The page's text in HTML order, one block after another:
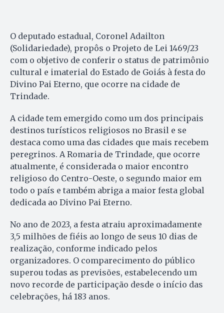
O deputado estadual, Coronel Adailton
(Solidariedade), propôs o Projeto de Lei 1469/23
com o objetivo de conferir o status de patrimônio
cultural e imaterial do Estado de Goiás à festa do
Divino Pai Eterno, que ocorre na cidade de
Trindade.
A cidade tem emergido como um dos principais
destinos turísticos religiosos no Brasil e se
destaca como uma das cidades que mais recebem
peregrinos. A Romaria de Trindade, que ocorre
atualmente, é considerada o maior encontro
religioso do Centro-Oeste, o segundo maior em
todo o país e também abriga a maior festa global
dedicada ao Divino Pai Eterno.
No ano de 2023, a festa atraiu aproximadamente
3,5 milhões de fiéis ao longo de seus 10 dias de
realização, conforme indicado pelos
organizadores. O comparecimento do público
superou todas as previsões, estabelecendo um
novo recorde de participação desde o início das
celebrações, há 183 anos.